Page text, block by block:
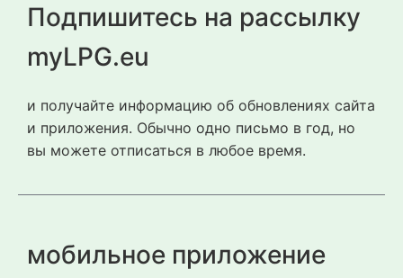
Подпишитесь на рассылку
myLPG.eu
и получайте информацию об обновлениях сайта
и приложения. Обычно одно письмо в год, но
вы можете отписаться в любое время.
мобильное приложение